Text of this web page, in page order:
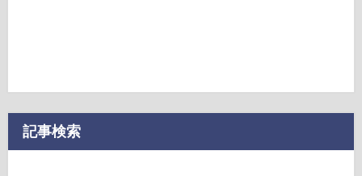
記事検索